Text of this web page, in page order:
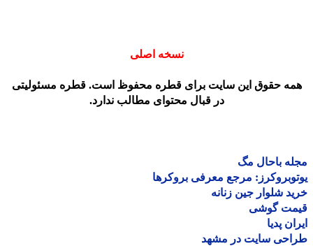
نسخه اصلی
حقوق این سایت برای قطره محفوظ است. قطره مسئولیتی
در قبال محتوای مطالب ندارد.
باحال مگ
مرجع معرفی بروکرها
شلوار جین زنانه
گوشی
پدیا
سایت در مشهد